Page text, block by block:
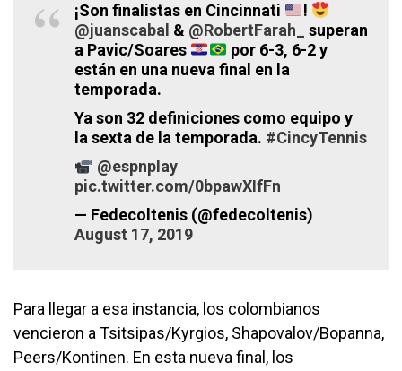
¡Son finalistas en Cincinnati
!
@juanscabal & @RobertFarah_
superan
a Pavic/Soares
por 6-3, 6-2 y
están en una nueva final en la
temporada.
Ya son 32 definiciones como equipo y
la sexta de la temporada. #CincyTennis
@espnplay
pic.twitter.com/0bpawXIfFn
— Fedecoltenis (@fedecoltenis)
August 17, 2019
Para llegar a esa instancia, los colombianos
vencieron a Tsitsipas/Kyrgios, Shapovalov/Bopanna,
Peers/Kontinen. En esta nueva final, los